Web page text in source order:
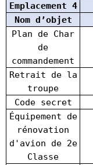
Emplacement 4
Nom d’objet
Plan de Char
de
commandement
Retrait de la
troupe
Code secret
Équipement de
rénovation
d'avion de 2e
Classe